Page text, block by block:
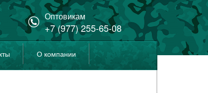
Оптовикам
+7 (977) 255-65-08
О компании